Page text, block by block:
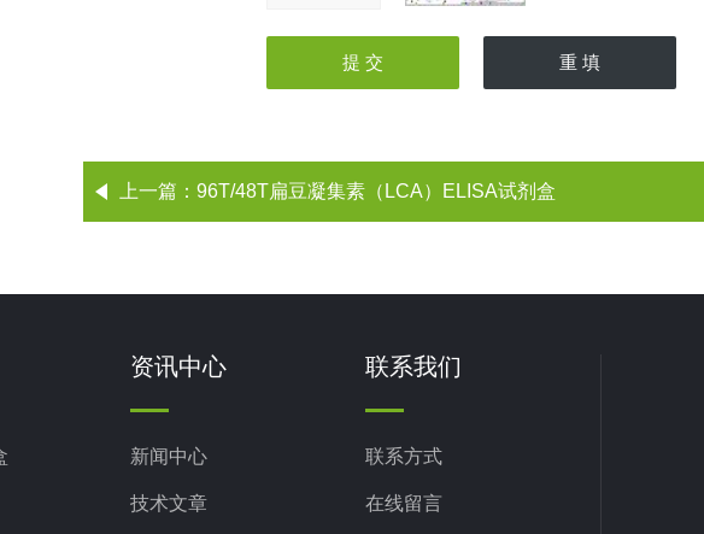
上一篇： 96T/48T扁豆凝集素（LCA）ELISA试剂盒
资讯中心
新闻中心
技术文章
联系我们
联系方式
在线留言